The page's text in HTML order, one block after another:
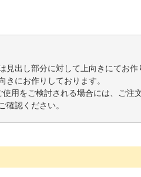
出し部分に対して上向きにてお作
にお作りしております。
用をご検討される場合には、ご注
確認ください。